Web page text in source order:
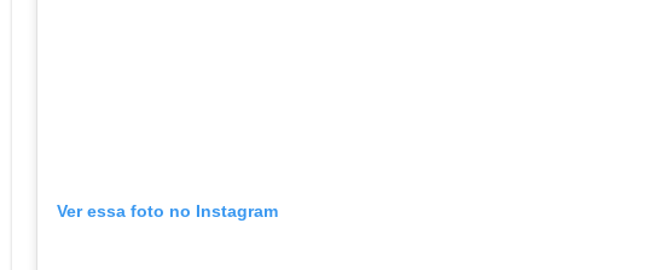
Ver essa foto no Instagram